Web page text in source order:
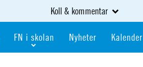
Koll & kommentar
FN i skolan Nyheter Kalender